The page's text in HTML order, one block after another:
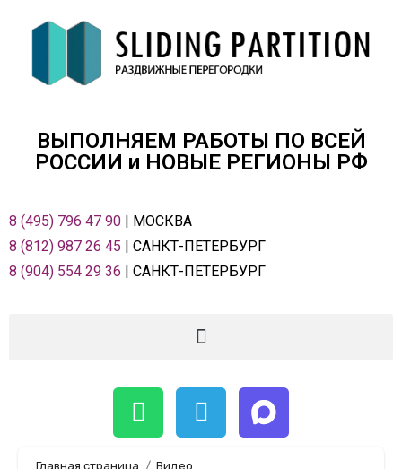
ВЫПОЛНЯЕМ РАБОТЫ ПО ВСЕЙ
РОСCИИ и НОВЫЕ РЕГИОНЫ РФ
8 (495) 796 47 90 | МОСКВА
8 (812) 987 26 45 | САНКТ-ПЕТЕРБУРГ
8 (904) 554 29 36 | САНКТ-ПЕТЕРБУРГ
Главная страница
Видео